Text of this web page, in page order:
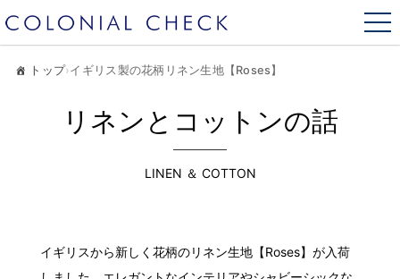
トップ›イギリス製の花柄リネン生地【Roses】
リネンとコットンの話
LINEN ＆ COTTON
イギリスから新しく花柄のリネン生地【Roses】が入荷